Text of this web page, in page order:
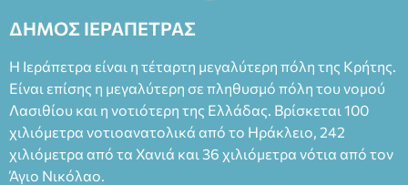
Φεδερίκο. Σκηνοθεσία: Βαγγέλης Θεοδωρόπουλος Είσοδος: :
άνω των 65 Προπώληση: Βιβλιοπωλείο Πάπυρος (Πλατεία
Πλαστήρα), E&G Mini market (Δημοκρατίας 39 Ιεράπετρα)
και στο more.com Χώρος: 3ο Γυμνάσιο Ιεράπετρας
(Είσοδος ΕΠΑ.Λ.) Έναρξη 21:15 Οργάνωση: ΚΝΩΣΟΣ
ΘΕΑΤΡΙΚΕΣ ΠΑΡΑΓΩΓΕΣ ΕΕ
ΔΗΜΟΣ ΙΕΡΑΠΕΤΡΑΣ
Η Ιεράπετρα είναι η τέταρτη μεγαλύτερη πόλη της Κρήτης.
Είναι επίσης η μεγαλύτερη σε πληθυσμό πόλη του νομού
Λασιθίου και η νοτιότερη της Ελλάδας. Βρίσκεται 100
χιλιόμετρα νοτιοανατολικά από το Ηράκλειο, 242
χιλιόμετρα από τα Χανιά και 36 χιλιόμετρα νότια από τον
Άγιο Νικόλαο.